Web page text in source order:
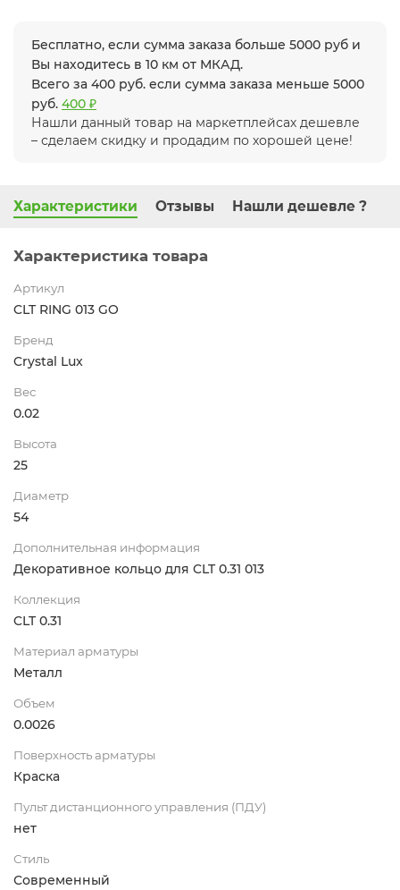
Бесплатно, если сумма заказа больше 5000 руб и
Вы находитесь в 10 км от МКАД.
Всего за 400 руб. если сумма заказа меньше 5000
руб. 400 ₽
Нашли данный товар на маркетплейсах дешевле
– сделаем скидку и продадим по хорошей цене!
Характеристики Отзывы Нашли дешевле ?
Характеристика товара
Артикул
CLT RING 013 GO
Бренд
Crystal Lux
Вес
0.02
Высота
25
Диаметр
54
Дополнительная информация
Декоративное кольцо для CLT 0.31 013
Коллекция
CLT 0.31
Материал арматуры
Металл
Объем
0.0026
Поверхность арматуры
Краска
Пульт дистанционного управления (ПДУ)
нет
Стиль
Современный